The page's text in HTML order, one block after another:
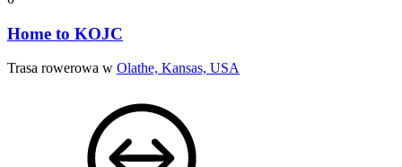
Home to KOJC
Trasa rowerowa w Olathe, Kansas, USA